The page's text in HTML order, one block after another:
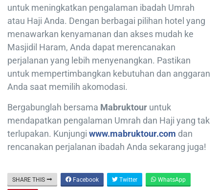
untuk meningkatkan pengalaman ibadah Umrah
atau Haji Anda. Dengan berbagai pilihan hotel yang
menawarkan kenyamanan dan akses mudah ke
Masjidil Haram, Anda dapat merencanakan
perjalanan yang lebih menyenangkan. Pastikan
untuk mempertimbangkan kebutuhan dan anggaran
Anda saat memilih akomodasi.
Bergabunglah bersama Mabruktour untuk
mendapatkan pengalaman Umrah dan Haji yang tak
terlupakan. Kunjungi www.mabruktour.com dan
rencanakan perjalanan ibadah Anda sekarang juga!
SHARE THIS Facebook Twitter WhatsApp